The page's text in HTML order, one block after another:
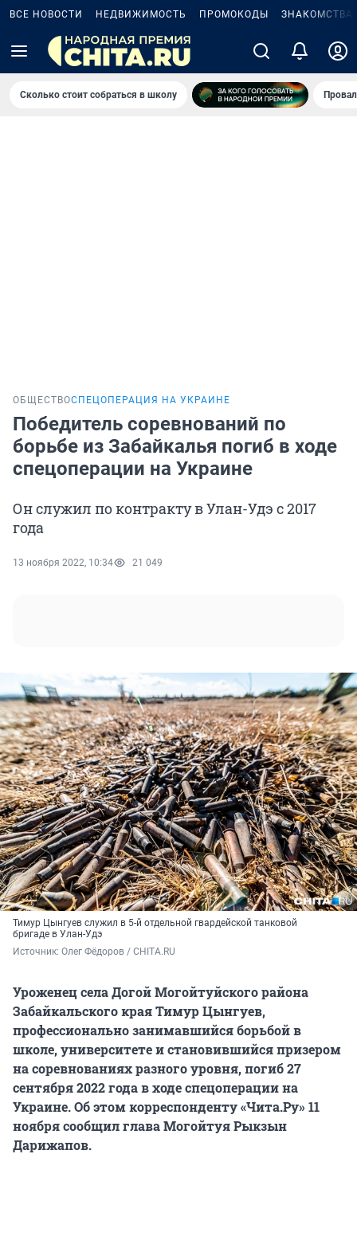
ВСЕ НОВОСТИ НЕДВИЖИМОСТЬ ПРОМОКОДЫ ЗНАКОМСТВА
Сколько стоит собраться в школу
ОБЩЕСТВОСПЕЦОПЕРАЦИЯ НА УКРАИНЕ
Победитель соревнований по
борьбе из Забайкалья погиб в ходе
спецоперации на Украине
Он служил по контракту в Улан-Удэ с 2017
года
13 ноября 2022, 10:34 21 049
Тимур Цынгуев служил в 5-й отдельной гвардейской танковой
бригаде в Улан-Удэ
Источник: Олег Фёдоров / CHITA.RU
Уроженец села Догой Могойтуйского района
Забайкальского края Тимур Цынгуев,
профессионально занимавшийся борьбой в
школе, университете и становившийся призером
на соревнованиях разного уровня, погиб 27
сентября 2022 года в ходе спецоперации на
Украине. Об этом корреспонденту «Чита.Ру» 11
ноября сообщил глава Могойтуя Рыкзын
Дарижапов.